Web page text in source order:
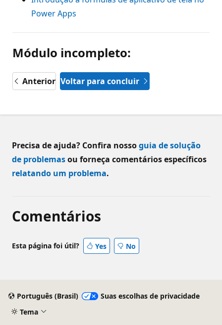
Power Apps
Módulo incompleto:
Anterior Voltar para concluir
Precisa de ajuda? Confira nossoguia de solução
de problemasou forneça comentários específicos
relatando um problema.
Comentários
Esta página foi útil? Yes No
Português (Brasil)
Suas escolhas de privacidade
Tema